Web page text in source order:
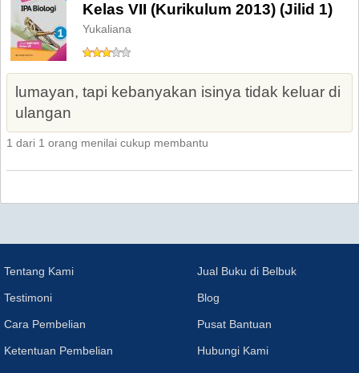
Kelas VII (Kurikulum 2013) (Jilid 1)
Yukaliana
lumayan, tapi kebanyakan isinya tidak keluar di
ulangan
1 dari 1 orang menilai cukup membantu
Tentang Kami
Testimoni
Cara Pembelian
Ketentuan Pembelian
Jual Buku di Belbuk
Blog
Pusat Bantuan
Hubungi Kami